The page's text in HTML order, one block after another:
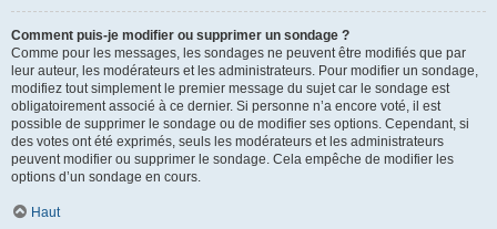
Comment puis-je modifier ou supprimer un sondage ?
Comme pour les messages, les sondages ne peuvent être modifiés que par
leur auteur, les modérateurs et les administrateurs. Pour modifier un sondage,
modifiez tout simplement le premier message du sujet car le sondage est
obligatoirement associé à ce dernier. Si personne n’a encore voté, il est
possible de supprimer le sondage ou de modifier ses options. Cependant, si
des votes ont été exprimés, seuls les modérateurs et les administrateurs
peuvent modifier ou supprimer le sondage. Cela empêche de modifier les
options d’un sondage en cours.
Haut